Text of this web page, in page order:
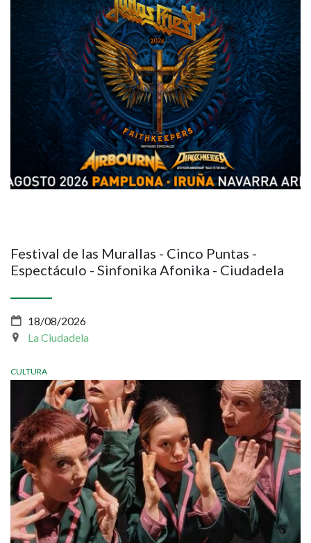
Festival de las Murallas - Cinco Puntas -
Espectáculo - Sinfonika Afonika - Ciudadela
18/08/2026
La Ciudadela
CULTURA
Imagen